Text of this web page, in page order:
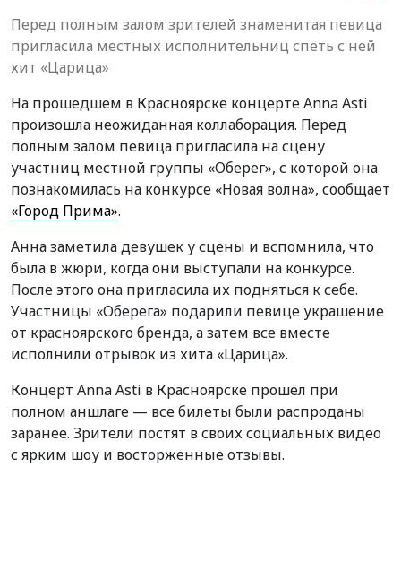
Перед полным залом зрителей знаменитая певица
пригласила местных исполнительниц спеть с ней
хит «Царица»
На прошедшем в Красноярске концерте Anna Asti
произошла неожиданная коллаборация. Перед
полным залом певица пригласила на сцену
участниц местной группы «Оберег», с которой она
познакомилась на конкурсе «Новая волна», сообщает
«Город Прима».
Анна заметила девушек у сцены и вспомнила, что
была в жюри, когда они выступали на конкурсе.
После этого она пригласила их подняться к себе.
Участницы «Оберега» подарили певице украшение
от красноярского бренда, а затем все вместе
исполнили отрывок из хита «Царица».
Концерт Anna Asti в Красноярске прошёл при
полном аншлаге — все билеты были распроданы
заранее. Зрители постят в своих социальных видео
с ярким шоу и восторженные отзывы.